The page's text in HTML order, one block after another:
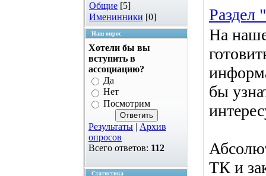
Общие [5]
Именинники [0]
Наш опрос
Хотели бы вы
вступить в
ассоциацию?
Да
Нет
Посмотрим
Результаты | Архив
опросов
Всего ответов: 112
Статистика
Раздел
На
бы
ТК и